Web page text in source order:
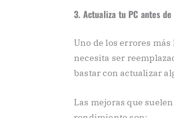
3. Actualiza tu PC antes
Uno de los errores
necesita ser
bastar con actualizar
Las mejoras que